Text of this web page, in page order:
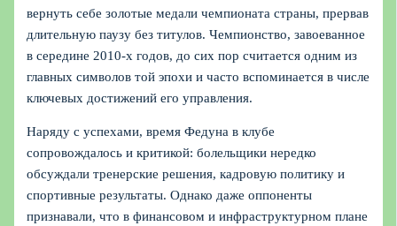
вернуть себе золотые медали чемпионата страны, прервав
длительную паузу без титулов. Чемпионство, завоеванное
в середине 2010‑х годов, до сих пор считается одним из
главных символов той эпохи и часто вспоминается в числе
ключевых достижений его управления.
Наряду с успехами, время Федуна в клубе
сопровождалось и критикой: болельщики нередко
обсуждали тренерские решения, кадровую политику и
спортивные результаты. Однако даже оппоненты
признавали, что в финансовом и инфраструктурном плане